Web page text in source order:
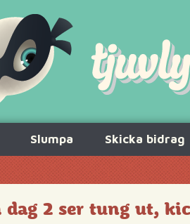
Slumpa Skicka bidrag
dag 2 ser tung ut,